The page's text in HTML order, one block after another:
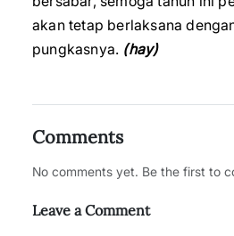
akan tetap berlaksana
pungkasnya. (hay)
Comments
No comments yet. Be the first to
Leave a Comment